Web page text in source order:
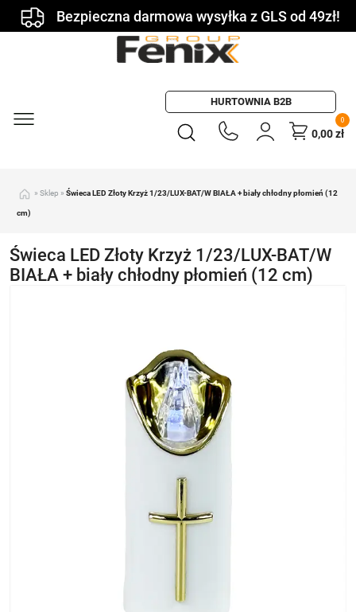
Bezpieczna darmowa wysyłka z GLS od 49zł!
HURTOWNIA B2B
0
0,00zł
» Sklep » Świeca LED Złoty Krzyż 1/23/LUX-BAT/W BIAŁA + biały chłodny płomień (12
cm)
Świeca LED Złoty Krzyż 1/23/LUX-BAT/W
BIAŁA + biały chłodny płomień (12 cm)